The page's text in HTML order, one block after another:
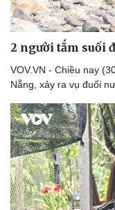
2 người tắm suối
VOV.VN - Chiều nay
Nẵng, xảy ra vụ đuối